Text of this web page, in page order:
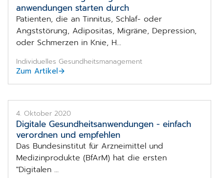
anwendungen starten durch
Patienten, die an Tinnitus, Schlaf- oder
Angststörung, Adipositas, Migräne, Depression,
oder Schmerzen in Knie, H...
Individuelles Gesundheitsmanagement
Zum Artikel
4. Oktober 2020
Digitale Gesundheitsanwendungen - einfach
verordnen und empfehlen
Das Bundesinstitut für Arzneimittel und
Medizinprodukte (BfArM) hat die ersten
"Digitalen ...